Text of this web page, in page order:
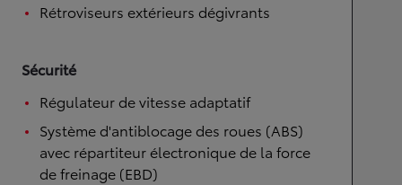
Rétroviseurs extérieurs dégivrants
Sécurité
Régulateur de vitesse adaptatif
Système d'antiblocage des roues (ABS)
avec répartiteur électronique de la force
de freinage (EBD)